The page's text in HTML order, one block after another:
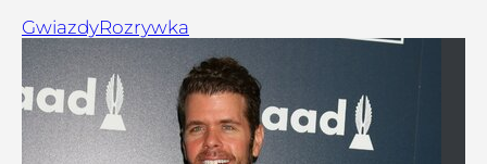
GwiazdyRozrywka